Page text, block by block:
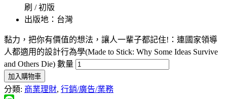
刷 / 初版
出版地：台灣
黏力，把你有價值的想法，讓人一輩子都記住!：連國家領導
人都適用的設計行為學(Made to Stick: Why Some Ideas Survive
and Others Die) 數量
加入購物車
分類: 商業理財, 行銷/廣告/業務